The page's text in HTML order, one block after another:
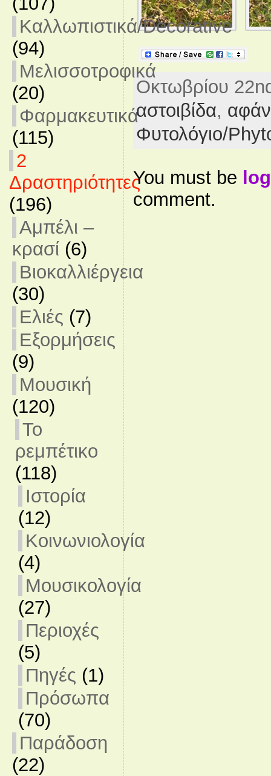
Καλλωπιστικά/Decorative
(94)
Μελισσοτροφικά
(20)
Φαρμακευτικά
(115)
2
Δραστηριότητες
(196)
Αμπέλι –
κρασί (6)
Βιοκαλλιέργεια
(30)
Ελιές (7)
Εξορμήσεις
(9)
Μουσική
(120)
Το
ρεμπέτικο
(118)
Ιστορία
(12)
Κοινωνιολογία
(4)
Μουσικολογία
(27)
Περιοχές
(5)
Πηγές (1)
Πρόσωπα
(70)
Παράδοση
(22)
Οκτωβρίου
αστοιβίδα,
Φυτολόγιο/
You must be
comment.